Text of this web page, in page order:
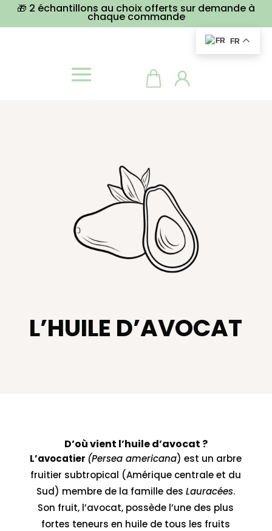
🎁 2 échantillons au choix offerts sur demande à
chaque commande
L’HUILE D’AVOCAT
D’où vient l’huile d’avocat ?
L’avocatier (Persea americana) est un arbre
fruitier subtropical (Amérique centrale et du
Sud) membre de la famille desLauracées.
Son fruit, l’avocat, possède l’une des plus
fortes teneurs en huile de tous les fruits
FR